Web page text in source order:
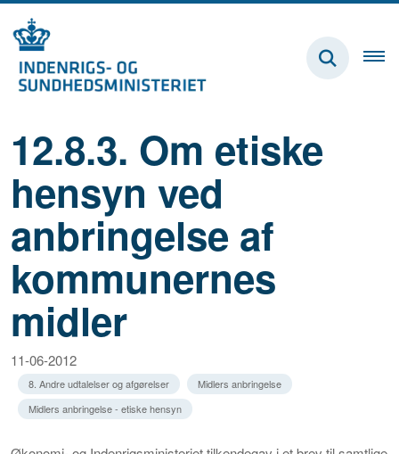
12.8.3. Om etiske
hensyn ved
anbringelse af
kommunernes
midler
11-06-2012
8. Andre udtalelser og afgørelser
Midlers anbringelse
Midlers anbringelse - etiske hensyn